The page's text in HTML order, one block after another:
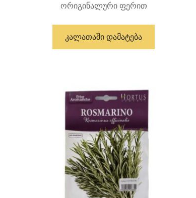
ორიგინალური ფერით
ᲙᲐᲚᲐᲗᲐᲨᲘ ᲓᲐᲛᲐᲢᲔᲑᲐ